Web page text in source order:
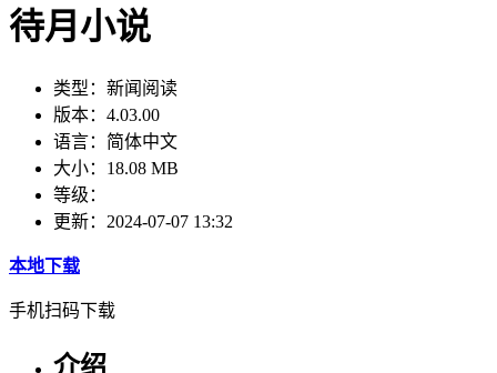
待月小说
类型： 新闻阅读
版本： 4.03.00
语言： 简体中文
大小： 18.08 MB
等级：
更新： 2024-07-07 13:32
本地下载
手机扫码下载
介绍